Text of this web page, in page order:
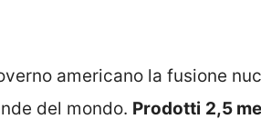
americano la fusione
del mondo. Prodotti 2,5